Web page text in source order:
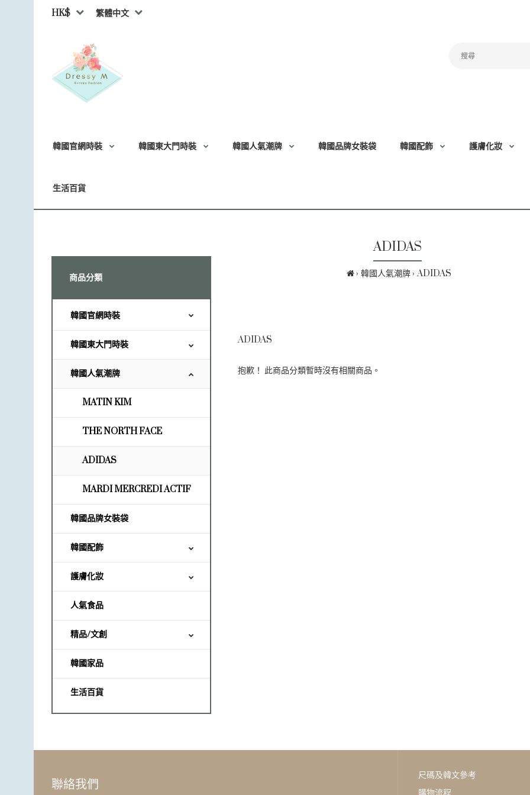
HK$ 繁體中文
韓國官網時裝 韓國東大門時裝 韓國人氣潮牌 韓國品牌女裝袋 韓國配飾 護膚化妝
生活百貨
ADIDAS
韓國人氣潮牌 ADIDAS
商品分類
韓國官網時裝
韓國東大門時裝
韓國人氣潮牌
MATIN KIM
THE NORTH FACE
ADIDAS
MARDI MERCREDI ACTIF
韓國品牌女裝袋
韓國配飾
護膚化妝
人氣食品
精品/文創
韓國家品
生活百貨
ADIDAS
抱歉！ 此商品分類暫時沒有相關商品。
聯絡我們
尺碼及韓文參考